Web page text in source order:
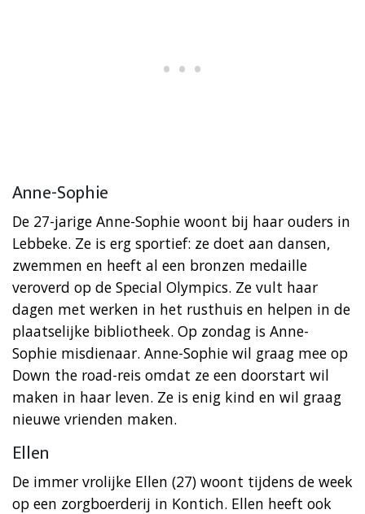
Anne-Sophie
De 27-jarige Anne-Sophie woont bij haar ouders in
Lebbeke. Ze is erg sportief: ze doet aan dansen,
zwemmen en heeft al een bronzen medaille
veroverd op de Special Olympics. Ze vult haar
dagen met werken in het rusthuis en helpen in de
plaatselijke bibliotheek. Op zondag is Anne-
Sophie misdienaar. Anne-Sophie wil graag mee op
Down the road-reis omdat ze een doorstart wil
maken in haar leven. Ze is enig kind en wil graag
nieuwe vrienden maken.
Ellen
De immer vrolijke Ellen (27) woont tijdens de week
op een zorgboerderij in Kontich. Ellen heeft ook